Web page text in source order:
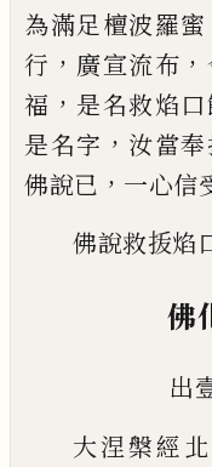
為滿足檀波羅蜜
行 ， 廣宣流布 ，
福 ， 是名救焰
是名字 ， 汝當奉
佛說已 ， 一心信
佛說救㧞焰
佛
出
大涅槃經